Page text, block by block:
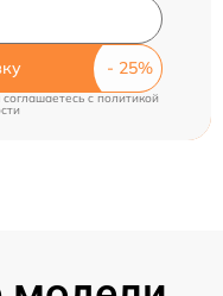
cполитикой